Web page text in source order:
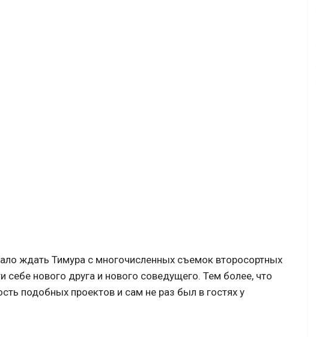
ждать Тимура с многочисленных съемок второсортных
себе нового друга и нового соведущего. Тем более, что
подобных проектов и сам не раз был в гостях у